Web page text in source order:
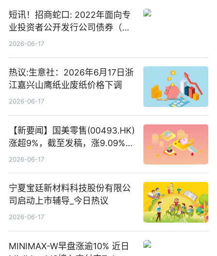
短讯！招商蛇口: 2022年面向专
业投资者公开发行公司债券（第
二期）（品种二）2026年付息公
2026-06-17
热议:生意社：2026年6月17日浙
江嘉兴山鹰纸业废纸价格下调
2026-06-17
【新要闻】国美零售(00493.HK)
涨超9%，截至发稿，涨9.09%，
报0.012港元，成交额37.26万港
2026-06-17
宁夏宝廷新材料科技股份有限公
司启动上市辅导_今日热议
2026-06-17
MINIMAX-W早盘涨逾10% 近日